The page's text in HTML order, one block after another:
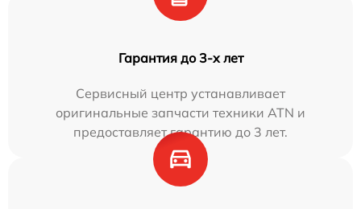
Гарантия до 3-х лет
Сервисный центр устанавливает
оригинальные запчасти техники ATN и
предоставляет гарантию до 3 лет.